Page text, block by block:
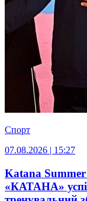
Спорт
07.08.2026 | 15:27
Katana
«КАТАНА»